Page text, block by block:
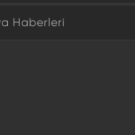
Haberleri